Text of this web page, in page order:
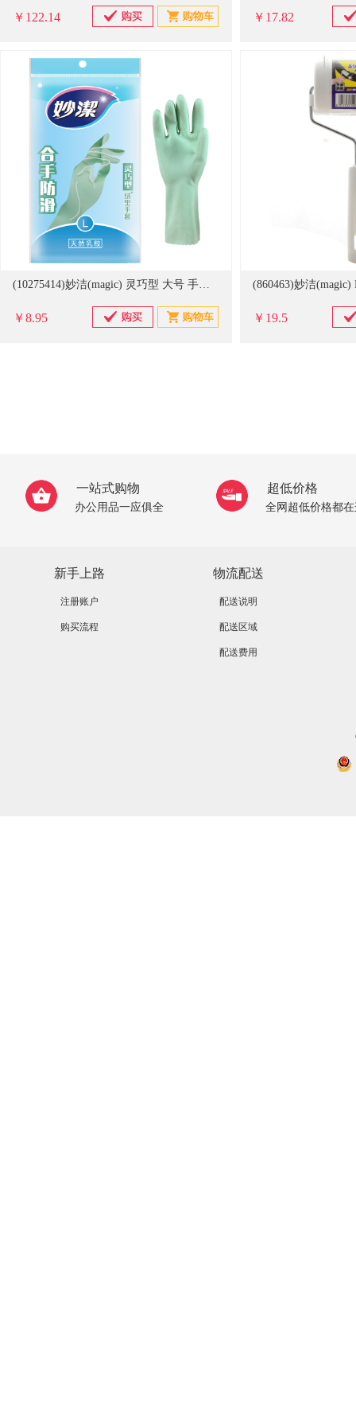
￥122.14 ￥17.82
(10275414)妙洁(magic) 灵巧型 大号 手套(单位：双)
￥8.95 ￥19.5
一站式购物
办公用品一应俱全
超低价格
全网超低价格都
新手上路
注册账户
购买流程
物流配送
配送说明
配送区域
配送费用